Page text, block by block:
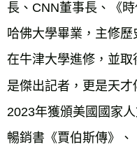
長、CNN董事長、《
哈佛大學畢業，主修
在牛津大學進修，並
是傑出記者，更是天才
2023年獲頒美國國家
暢銷書《賈伯斯傳》